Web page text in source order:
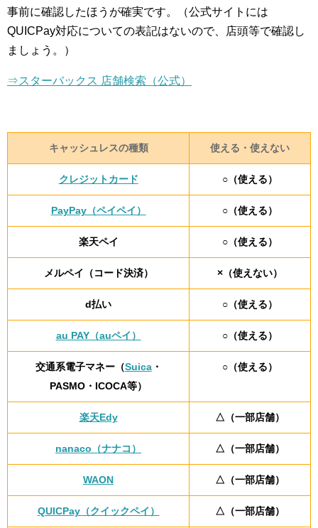
事前に確認したほうが確実です。（公式サイトには
QUICPay対応についての表記はないので、店頭等で確認し
ましょう。）
⇒スターバックス 店舗検索（公式）
キャッシュレスの種類 使える・使えない
クレジットカード ○（使える）
PayPay（ペイペイ） ○（使える）
楽天ペイ ○（使える）
メルペイ（コード決済） ×（使えない）
d払い ○（使える）
au PAY（auペイ） ○（使える）
交通系電子マネー（Suica・
PASMO・ICOCA等）
○（使える）
楽天Edy △（一部店舗）
nanaco（ナナコ） △（一部店舗）
WAON △（一部店舗）
QUICPay（クイックペイ） △（一部店舗）